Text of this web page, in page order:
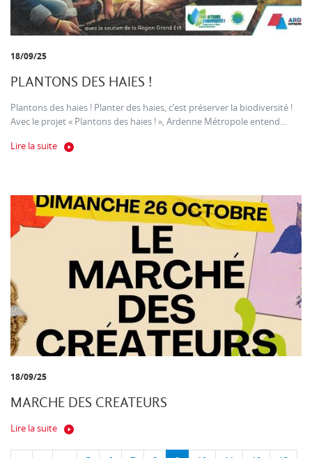
18/09/25
PLANTONS DES HAIES !
Plantons des haies ! Planter des haies, c’est préserver la biodiversité !
Avec le projet « Plantons des haies ! », Ardenne Métropole entend...
Lire la suite
18/09/25
MARCHE DES CREATEURS
Lire la suite